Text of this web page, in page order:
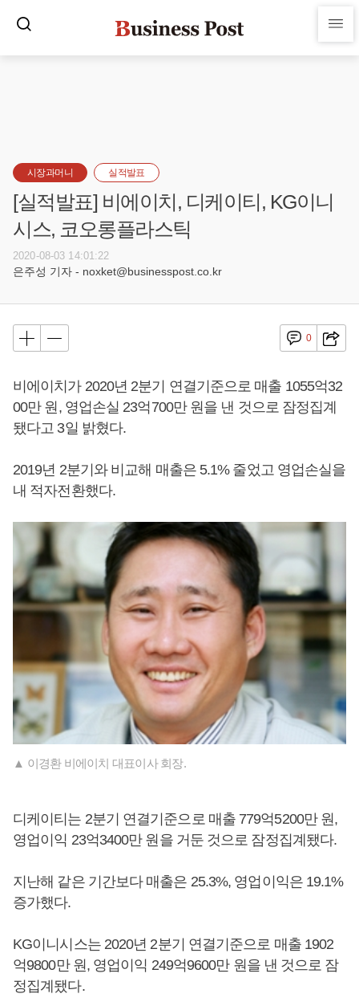
시장과머니 실적발표
[실적발표] 비에이치, 디케이티, KG이니
시스, 코오롱플라스틱
2020-08-03 14:01:22
은주성 기자 - noxket@businesspost.co.kr
0
비에이치가 2020년 2분기 연결기준으로 매출 1055억32
00만 원, 영업손실 23억700만 원을 낸 것으로 잠정집계
됐다고 3일 밝혔다.
2019년 2분기와 비교해 매출은 5.1% 줄었고 영업손실을
내 적자전환했다.
▲ 이경환 비에이치 대표이사 회장.
디케이티는 2분기 연결기준으로 매출 779억5200만 원,
영업이익 23억3400만 원을 거둔 것으로 잠정집계됐다.
지난해 같은 기간보다 매출은 25.3%, 영업이익은 19.1%
증가했다.
KG이니시스는 2020년 2분기 연결기준으로 매출 1902
억9800만 원, 영업이익 249억9600만 원을 낸 것으로 잠
정집계됐다.